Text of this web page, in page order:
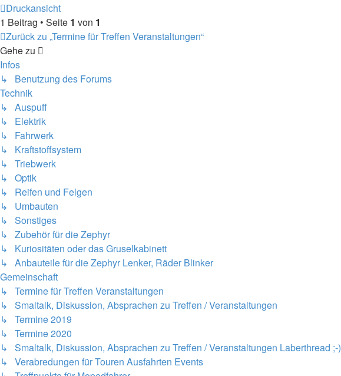
Druckansicht
1 Beitrag • Seite 1 von 1
Zurück zu „Termine für Treffen Veranstaltungen“
Gehe zu
Infos
↳ Benutzung des Forums
Technik
↳ Auspuff
↳ Elektrik
↳ Fahrwerk
↳ Kraftstoffsystem
↳ Triebwerk
↳ Optik
↳ Reifen und Felgen
↳ Umbauten
↳ Sonstiges
↳ Zubehör für die Zephyr
↳ Kuriositäten oder das Gruselkabinett
↳ Anbauteile für die Zephyr Lenker, Räder Blinker
Gemeinschaft
↳ Termine für Treffen Veranstaltungen
↳ Smaltalk, Diskussion, Absprachen zu Treffen / Veranstaltungen
↳ Termine 2019
↳ Termine 2020
↳ Smaltalk, Diskussion, Absprachen zu Treffen / Veranstaltungen Laberthread ;-)
↳ Verabredungen für Touren Ausfahrten Events